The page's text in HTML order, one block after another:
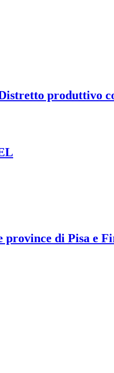
produttivo
di Pisa e